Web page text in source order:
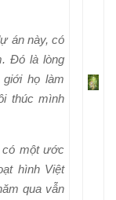
án này, có
Đó là lòng
họ làm
thúc mình
có một ước
hình Việt
qua vẫn